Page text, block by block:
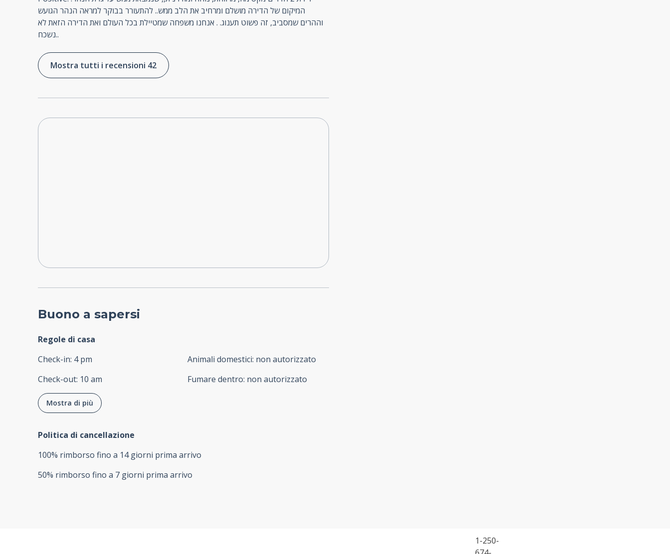
המיקום של הדירה מושלם ומרחיב את הלב ממש.. להתעורר בבוקר למראה הנהר הגועש
וההרים שמסביב, זה פשוט תענוג. . אנחנו משפחה שמטיילת בכל העולם ואת הדירה הזאת לא
נשכח..
Mostra tutti i recensioni 42
Buono a sapersi
Regole di casa
Check-in: 4 pm
Check-out: 10 am
Animali domestici: non autorizzato
Fumare dentro: non autorizzato
Mostra di più
Politica di cancellazione
100% rimborso fino a 14 giorni prima arrivo
50% rimborso fino a 7 giorni prima arrivo
1-250-